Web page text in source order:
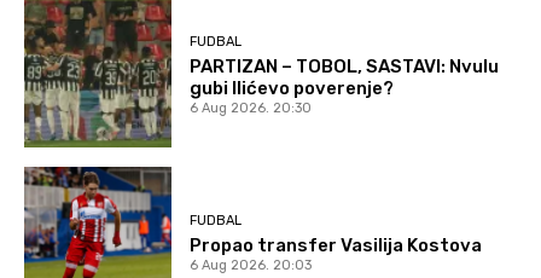
FUDBAL
PARTIZAN – TOBOL, SASTAVI: Nvulu
gubi Ilićevo poverenje?
6 Aug 2026. 20:30
FUDBAL
Propao transfer Vasilija Kostova
6 Aug 2026. 20:03